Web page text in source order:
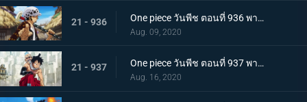
21 - 936 One piece วันพีช ตอนที่ 936 พากย์ไทย เรียนรู้ถึงแก่น ฮาคิแห่งวาโนะ ริวโอ!
Aug. 09, 2020
21 - 937 One piece วันพีช ตอนที่ 937 พากย์ไทย โทโนะยาสุ! ผู้เป็นที่รักของเมืองเอบิสุ!
Aug. 16, 2020